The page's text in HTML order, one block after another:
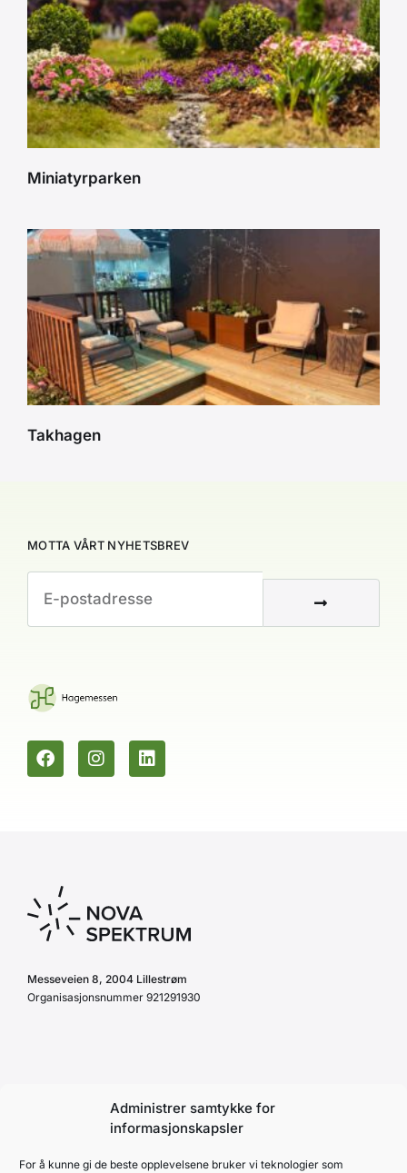
Administrer samtykke for
informasjonskapsler
For å kunne gi de beste opplevelsene bruker vi teknologier som
Miniatyrparken
Takhagen
MOTTA VÅRT NYHETSBREV
Messeveien 8, 2004 Lillestrøm
Organisasjonsnummer 921291930